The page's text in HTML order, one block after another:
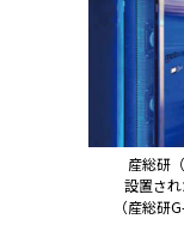
産総研
設置さ
（産総研